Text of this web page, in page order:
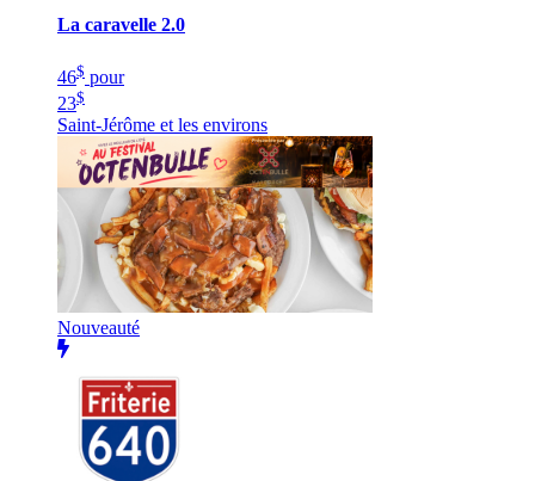
La caravelle 2.0
46$ pour
23$
Saint-Jérôme et les environs
Nouveauté